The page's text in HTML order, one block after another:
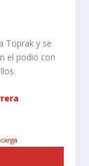
Toprak y se
el podio con